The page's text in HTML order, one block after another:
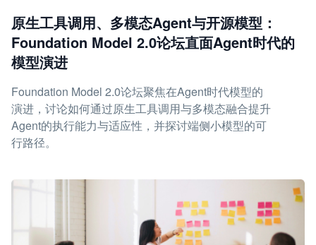
原生工具调用、多模态Agent与开源模型：
Foundation Model 2.0论坛直面Agent时代的
模型演进
Foundation Model 2.0论坛聚焦在Agent时代模型的
演进，讨论如何通过原生工具调用与多模态融合提升
Agent的执行能力与适应性，并探讨端侧小模型的可
行路径。